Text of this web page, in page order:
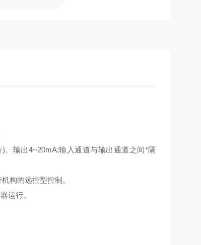
输出4~20mA;输入通道与输出通道之间*隔
构的远控型控制。
运行。